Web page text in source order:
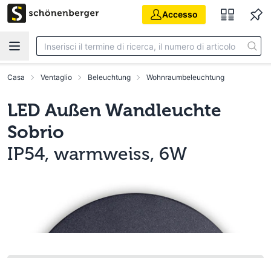
Vai al contenuto principale
Accesso
Casa Ventaglio Beleuchtung Wohnraumbeleuchtung
LED Außen Wandleuchte
Sobrio
IP54, warmweiss, 6W